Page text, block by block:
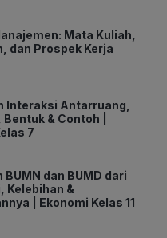
Mata Kuliah,
dan Prospek Kerja
Interaksi Antarruang,
& Contoh |
7
BUMN dan BUMD dari
Kelebihan &
| Ekonomi Kelas 11